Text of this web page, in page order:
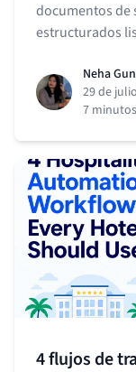
documentos de
estructurados
Neha
29 de
7
4 flujos de